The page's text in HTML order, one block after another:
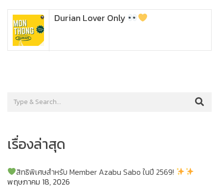
Durian Lover Only
เรื่องล่าสุด
สิทธิพิเศษสำหรับ Member Azabu Sabo ในปี 2569!
พฤษภาคม 18, 2026